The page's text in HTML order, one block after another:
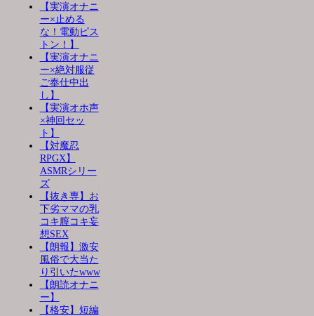
【実演オナニ
ー×止める
な！電動ピス
トン！】
【実演オナニ
ー×絶対服従
ご奉仕中出
し】
【実演オホ声
×神回セッ
ト】
【対魔忍
RPGX】
ASMRシリー
ズ
【抜き専】お
下劣ママの乳
コキ膣コキ妄
想SEX
【朗報】激安
風俗で大当た
り引いたwww
【朗読オナニ
ー】
【格安】短編